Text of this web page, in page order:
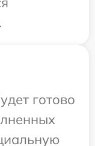
готово